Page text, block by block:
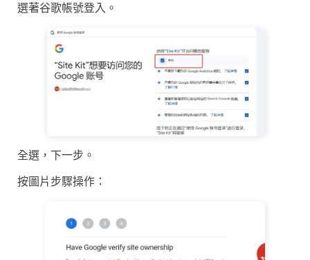
選著谷歌帳號登入。
全選，下一步。
按圖片步驟操作：